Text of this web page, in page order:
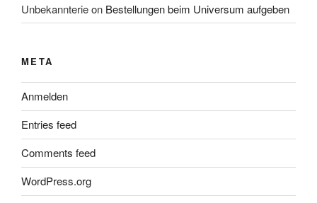
Unbekannterieon Bestellungen beim Universum aufgeben
META
Anmelden
Entries feed
Comments feed
WordPress.org